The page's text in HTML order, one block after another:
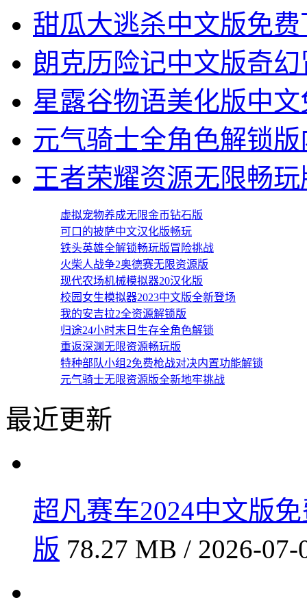
甜瓜大逃杀中文版免
朗克历险记中文版奇
星露谷物语美化版中
元气骑士全角色解锁
王者荣耀资源无限畅玩
虚拟宠物养成无限金币钻石版
可口的披萨中文汉化版畅玩
铁头英雄全解锁畅玩版冒险挑战
火柴人战争2奥德赛无限资源版
现代农场机械模拟器20汉化版
校园女生模拟器2023中文版全新登场
我的安吉拉2全资源解锁版
归途24小时末日生存全角色解锁
重返深渊无限资源畅玩版
特种部队小组2免费枪战对决内置功能解锁
元气骑士无限资源版全新地牢挑战
最近更新
超凡赛车2024中文版
版 78.27 MB / 2026-07-